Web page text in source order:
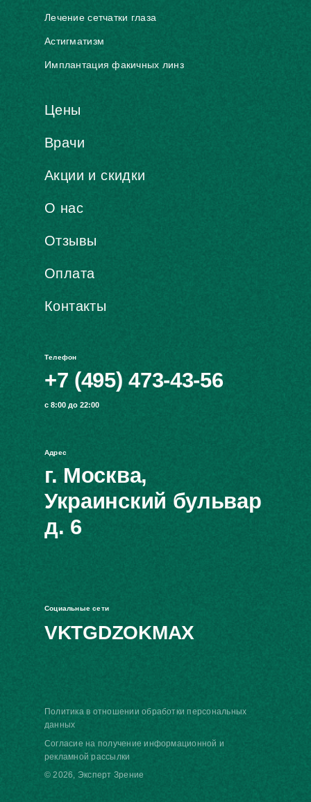
Телефон
+7 (495) 473-43-56
с 8:00 до 22:00
Адрес
г. Москва,
Украинский бульвар
д. 6
Лечение сетчатки глаза
Астигматизм
Имплантация факичных линз
Цены
Врачи
Акции и скидки
О нас
Отзывы
Оплата
Контакты
Социальные сети
VKTGDZOKMAX
Политика в отношении обработки персональных
данных
Согласие на получение информационной и
рекламной рассылки
© 2026, Эксперт Зрение